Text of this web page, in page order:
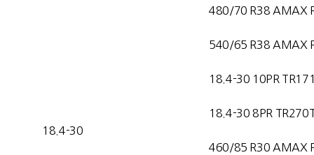
480/70 R38 AMAX
540/65 R38 AMAX
18.4-30
18.4-30 10PR
18.4-30 8PR
460/85 R30 AMAX